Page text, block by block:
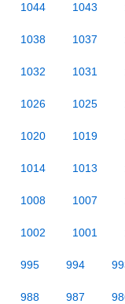
1044 1043
1038 1037
1032 1031
1026 1025
1020 1019
1014 1013
1008 1007
1002 1001
995 994
988 987